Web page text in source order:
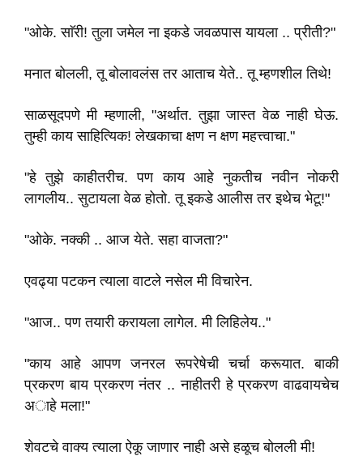
"ओके. साॅरी! तुला जमेल ना इकडे जवळपास यायला .. प्रीती?"
मनात बोलली, तू बोलावलंस तर आताच येते.. तू म्हणशील तिथे!
साळसूदपणे मी म्हणाली, "अर्थात. तुझा जास्त वेळ नाही घेऊ.
तुम्ही काय साहित्यिक! लेखकाचा क्षण न क्षण महत्त्वाचा."
"हे तुझे काहीतरीच. पण काय आहे नुकतीच नवीन नोकरी
लागलीय.. सुटायला वेळ होतो. तू इकडे आलीस तर इथेच भेटू!"
"ओके. नक्की .. आज येते. सहा वाजता?"
एवढ्या पटकन त्याला वाटले नसेल मी विचारेन.
"आज.. पण तयारी करायला लागेल. मी लिहिलेय.."
"काय आहे आपण जनरल रूपरेषेची चर्चा करूयात. बाकी
प्रकरण बाय प्रकरण नंतर .. नाहीतरी हे प्रकरण वाढवायचेच
अाहे मला!"
शेवटचे वाक्य त्याला ऐकू जाणार नाही असे हळूच बोलली मी!